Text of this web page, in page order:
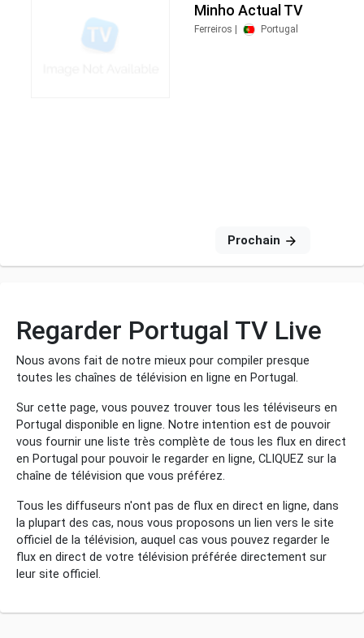
Minho Actual TV
Ferreiros | Portugal
Prochain
Regarder Portugal TV Live
Nous avons fait de notre mieux pour compiler presque
toutes les chaînes de télévision en ligne en Portugal.
Sur cette page, vous pouvez trouver tous les téléviseurs en
Portugal disponible en ligne. Notre intention est de pouvoir
vous fournir une liste très complète de tous les flux en direct
en Portugal pour pouvoir le regarder en ligne, CLIQUEZ sur la
chaîne de télévision que vous préférez.
Tous les diffuseurs n'ont pas de flux en direct en ligne, dans
la plupart des cas, nous vous proposons un lien vers le site
officiel de la télévision, auquel cas vous pouvez regarder le
flux en direct de votre télévision préférée directement sur
leur site officiel.